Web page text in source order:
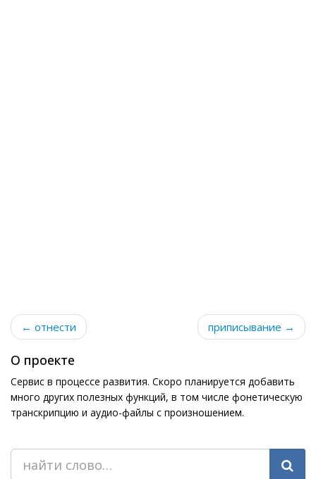
← отнести приписывание →
О проекте
Сервис в процессе развития. Скоро планируется добавить
много других полезных функций, в том числе фонетическую
транскрипцию и аудио-файлы с произношением.